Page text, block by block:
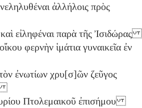
ἀλλήλοις πρὸς
καὶ εἰληφέναι παρὰ τῆς Ἰσιδώρας
φερνὴν ἱμάτια γυναικεῖα ἐν
ἐνωτίων χρυ[σ]ῶν ζεῦγος
Πτολεμαικοῦ ἐπισήμου